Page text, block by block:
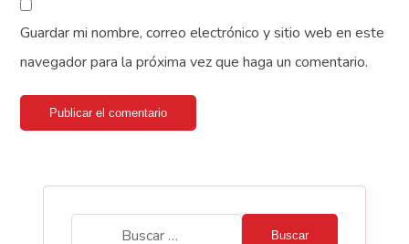
Guardar mi nombre, correo electrónico y sitio web en este
navegador para la próxima vez que haga un comentario.
Publicar el comentario
Buscar